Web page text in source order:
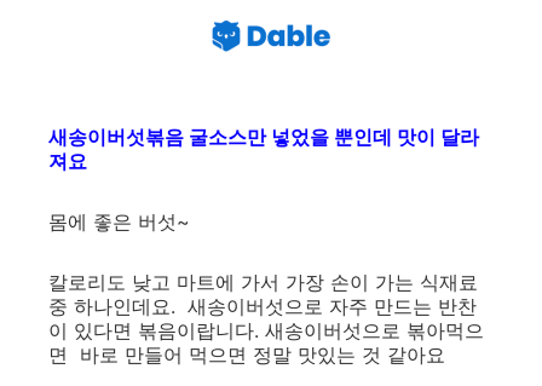
새송이버섯볶음 굴소스만 넣었을 뿐인데 맛이 달라
져요
몸에 좋은 버섯~
칼로리도 낮고 마트에 가서 가장 손이 가는 식재료
중 하나인데요. 새송이버섯으로 자주 만드는 반찬
이 있다면 볶음이랍니다. 새송이버섯으로 볶아먹으
면 바로 만들어 먹으면 정말 맛있는 것 같아요